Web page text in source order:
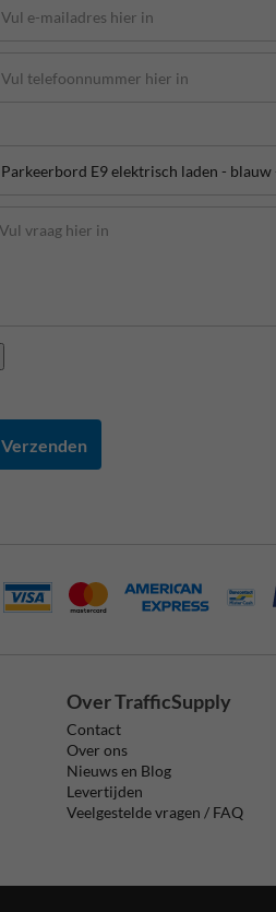
Verzenden
Over TrafficSupply
Contact
Over ons
Nieuws en Blog
Levertijden
Veelgestelde vragen / FAQ